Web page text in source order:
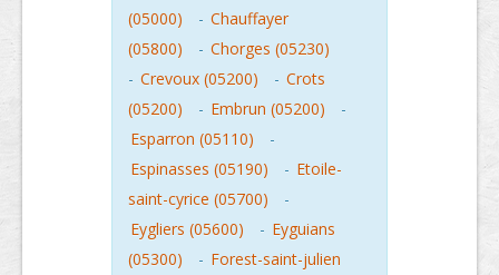
(05000)
- Chauffayer
(05800)
- Chorges (05230)
- Crevoux (05200) - Crots
(05200)
- Embrun (05200)
-
Esparron (05110)
-
Espinasses (05190)
- Etoile-
saint-cyrice (05700)
-
Eygliers (05600)
- Eyguians
(05300)
- Forest-saint-julien